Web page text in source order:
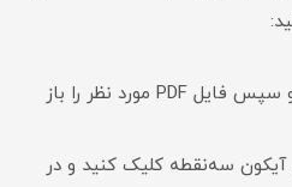
برنامه PDFelement را اجرا و سپس فایل PDF مورد نظر را باز
سه‌نقطه کلیک کنید و در